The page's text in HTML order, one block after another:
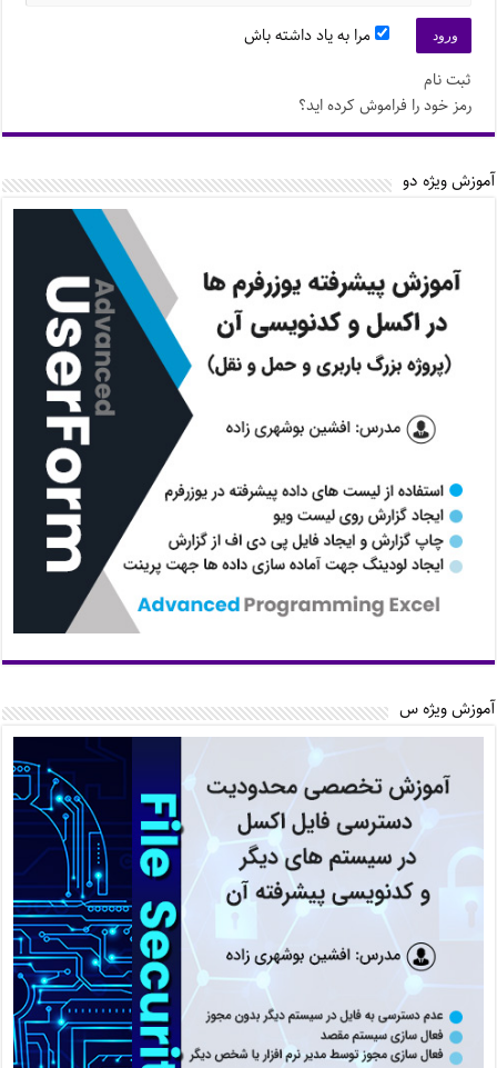
مرا به یاد داشته باش
ثبت نام
رمز خود را فراموش کرده اید؟
آموزش ویژه دو
آموزش ویژه س